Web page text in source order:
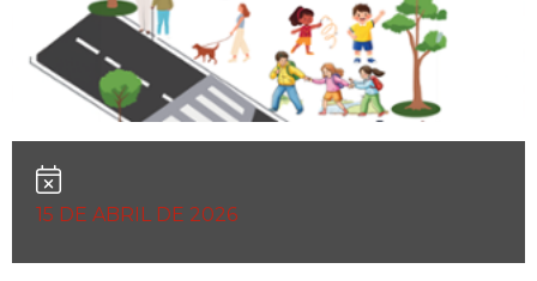
15 DE ABRIL DE 2026